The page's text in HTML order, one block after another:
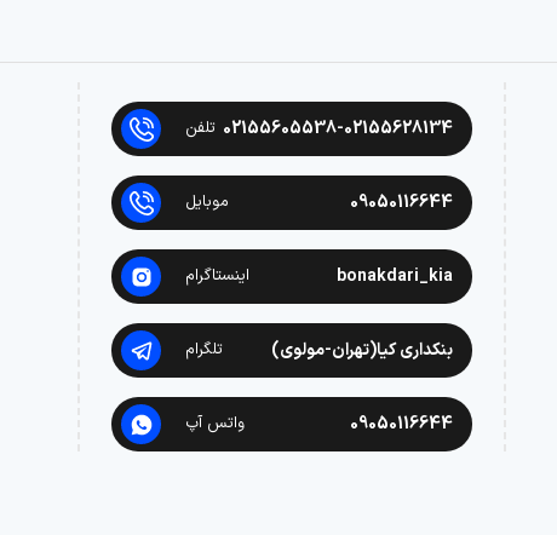
02155605538-02155628134 تلفن
09050116644 موبایل
bonakdari_kia اینستاگرام
بنکداری کیا(تهران-مولوی) تلگرام
09050116644 واتس آپ